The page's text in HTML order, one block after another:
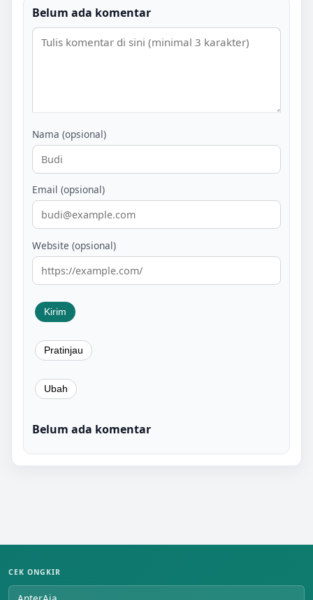
Belum ada komentar
Nama (opsional)
Email (opsional)
Website (opsional)
Belum ada komentar
CEK ONGKIR